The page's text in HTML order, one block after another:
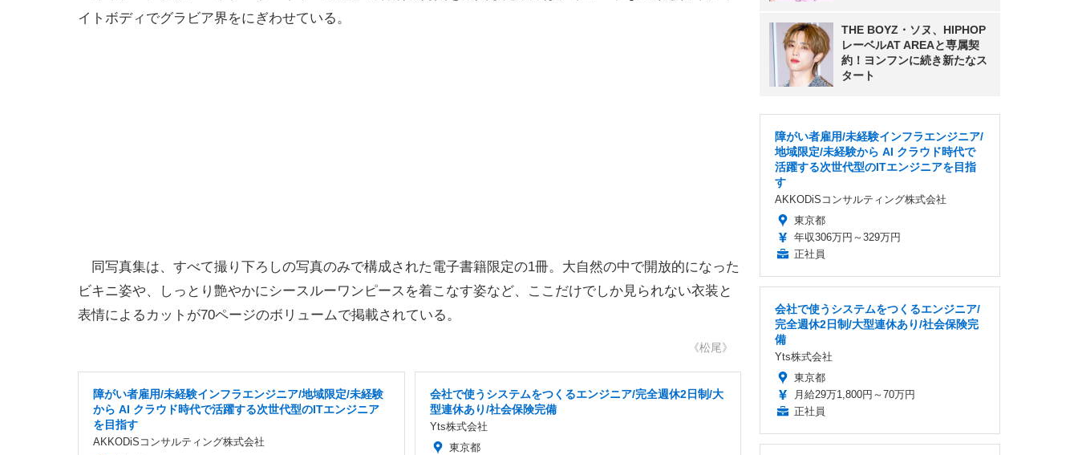
イトボディでグラビア界をにぎわせている。
同写真集は、すべて撮り下ろしの写真のみで構成された電子書籍限定の1冊。大自然の中で開放的になった
ビキニ姿や、しっとり艶やかにシースルーワンピースを着こなす姿など、ここだけでしか見られない衣装と
表情によるカットが70ページのボリュームで掲載されている。
《松尾》
障がい者雇用/未経験インフラエンジニア/地域限定/未経験
から AI クラウド時代で活躍する次世代型のITエンジニア
を目指す
AKKODiSコンサルティング株式会社
会社で使うシステムをつくるエンジニア/完全週休2日制/大
型連休あり/社会保険完備
Yts株式会社
東京都
THE BOYZ・ソヌ、HIPHOP
レーベルAT AREAと専属契
約！ヨンフンに続き新たなス
タート
障がい者雇用/未経験インフラエンジニア/
地域限定/未経験から AI クラウド時代で
活躍する次世代型のITエンジニアを目指
す
AKKODiSコンサルティング株式会社
東京都
年収306万円～329万円
正社員
会社で使うシステムをつくるエンジニア/
完全週休2日制/大型連休あり/社会保険完
備
Yts株式会社
東京都
月給29万1,800円～70万円
正社員